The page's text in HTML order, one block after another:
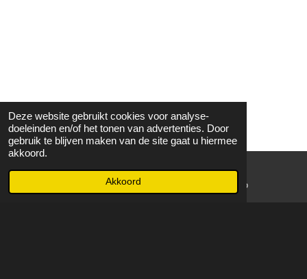
Deze website gebruikt cookies voor analyse-
doeleinden en/of het tonen van advertenties. Door
gebruik te blijven maken van de site gaat u hiermee
akkoord.
Akkoord WhatsApp